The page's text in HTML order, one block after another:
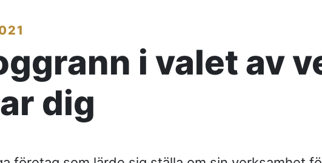
AKTUELLT
i valet av
dig